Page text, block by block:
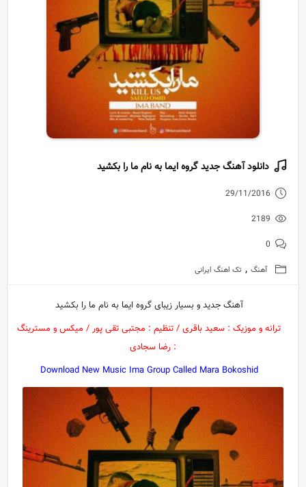
دانلود آهنگ جدید گروه ایما به نام ما را بکشید
29/11/2016
2189
0
آهنگ , تک اهنگ ایرانی
آهنگ جدید و بسیار زیبای گروه ایما به نام ما را بکشید
ترانه و موزیک : سعید باقری / تنظیم : مجتبی تقی پور / میکس و مسترینگ
: رضا سجادی
Download New Music Ima Group Called Mara Bokoshid